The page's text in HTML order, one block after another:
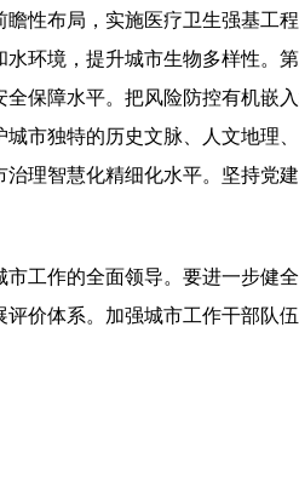
性布局，实施医疗卫生强基工
环境，提升城市生物多样性。
保障水平。把风险防控有机嵌
市独特的历史文脉、人文地理
理智慧化精细化水平。坚持党
工作的全面领导。要进一步健
价体系。加强城市工作干部队